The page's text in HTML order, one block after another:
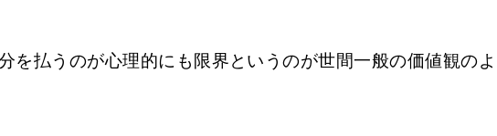
を払うのが心理的にも限界というのが世間一般の価値観のよ